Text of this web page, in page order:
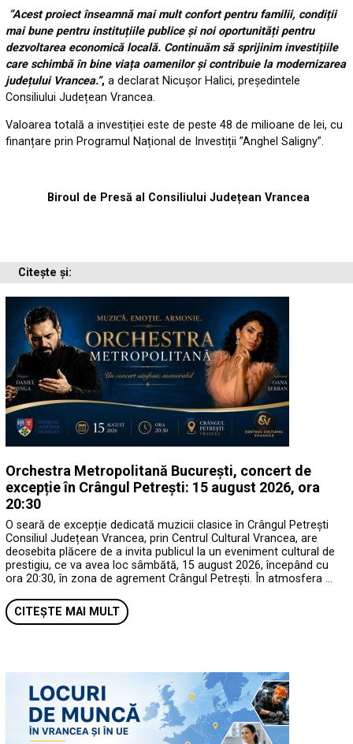
”Acest proiect înseamnă mai mult confort pentru familii, condiții
mai bune pentru instituțiile publice și noi oportunități pentru
dezvoltarea economică locală. Continuăm să sprijinim investițiile
care schimbă în bine viața oamenilor și contribuie la modernizarea
județului Vrancea.”, a declarat Nicușor Halici, președintele
Consiliului Județean Vrancea.
Valoarea totală a investiției este de peste 48 de milioane de lei, cu
finanțare prin Programul Național de Investiții ”Anghel Saligny”.
Biroul de Presă al Consiliului Județean Vrancea
Citește și:
Orchestra Metropolitană București, concert de
excepție în Crângul Petrești: 15 august 2026, ora
20:30
O seară de excepție dedicată muzicii clasice în Crângul Petrești
Consiliul Județean Vrancea, prin Centrul Cultural Vrancea, are
deosebita plăcere de a invita publicul la un eveniment cultural de
prestigiu, ce va avea loc sâmbătă, 15 august 2026, începând cu
ora 20:30, în zona de agrement Crângul Petrești. În atmosfera …
CITEȘTE MAI MULT